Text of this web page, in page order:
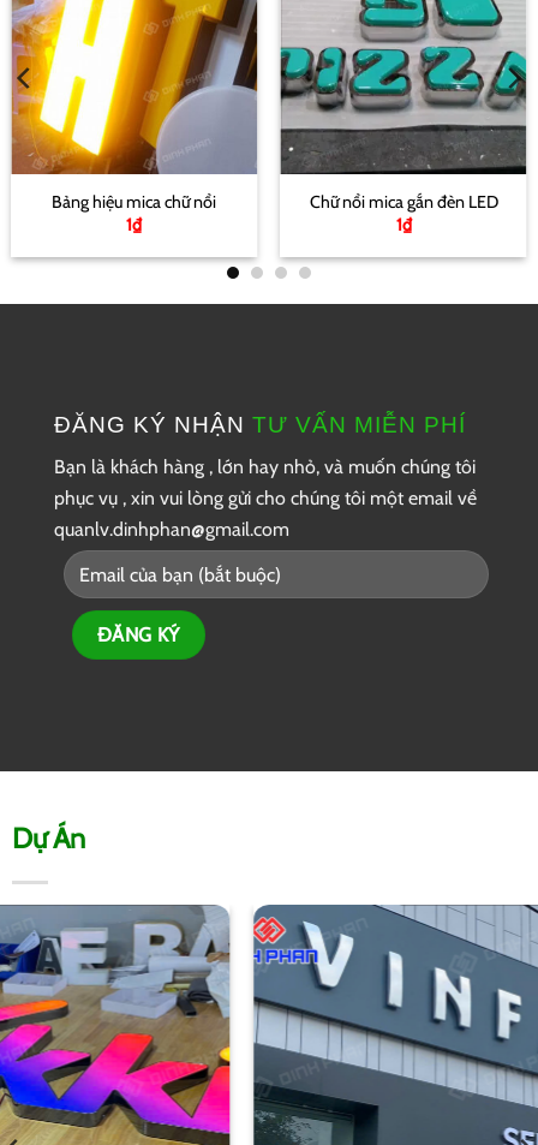
Bảng hiệu mica chữ nổi
1₫
Chữ nổi mica gắn đèn LED
1₫
ĐĂNG KÝ NHẬNTƯ VẤN MIỄN PHÍ
Bạn là khách hàng , lớn hay nhỏ, và muốn chúng tôi
phục vụ , xin vui lòng gửi cho chúng tôi một email về
quanlv.dinhphan@gmail.com
Dự Án